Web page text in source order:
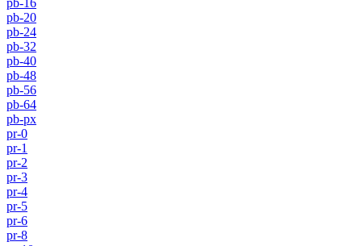
pb-20
pb-24
pb-32
pb-40
pb-48
pb-56
pb-64
pb-px
pr-0
pr-1
pr-2
pr-3
pr-4
pr-5
pr-6
pr-8